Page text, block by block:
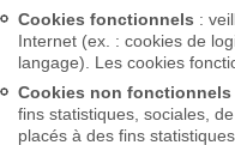
Cookies fonctionnels :
Internet (ex. : cookies de
langage). Les cookies
Cookies non fonctionnels
fins statistiques, sociales,
placés à des fins